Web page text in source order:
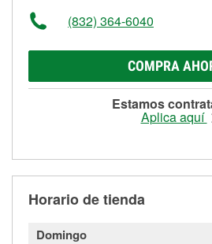
(832) 364-6040
COMPRA
Estamos
Aplica aquí
Horario de tienda
Domingo